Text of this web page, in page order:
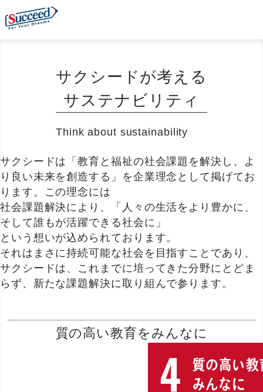
サクシードが考える
サステナビリティ
Think about sustainability
サクシードは「教育と福祉の社会課題を解決し、よ
り良い未来を創造する」を企業理念として掲げてお
ります。この理念には
社会課題解決により、「人々の生活をより豊かに、
そして誰もが活躍できる社会に」
という想いが込められております。
それはまさに持続可能な社会を目指すことであり、
サクシードは、これまでに培ってきた分野にとどま
らず、新たな課題解決に取り組んで参ります。
質の高い教育をみんなに